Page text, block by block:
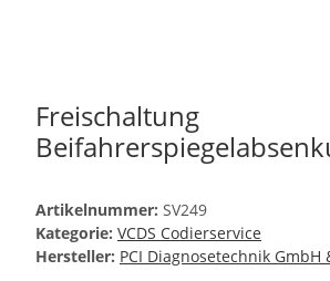
Freischaltung
Artikelnummer: SV249
Kategorie: VCDS Codierservice
Hersteller: PCI Diagnosetechnik GmbH